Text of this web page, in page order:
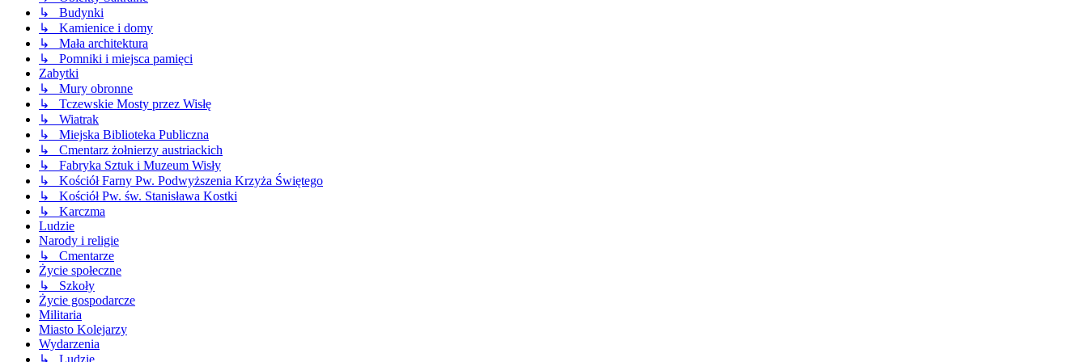
↳ Budynki
↳ Kamienice i domy
↳ Mała architektura
↳ Pomniki i miejsca pamięci
Zabytki
↳ Mury obronne
↳ Tczewskie Mosty przez Wisłę
↳ Wiatrak
↳ Miejska Biblioteka Publiczna
↳ Cmentarz żołnierzy austriackich
↳ Fabryka Sztuk i Muzeum Wisły
↳ Kościół Farny Pw. Podwyższenia Krzyża Świętego
↳ Kościół Pw. św. Stanisława Kostki
↳ Karczma
Ludzie
Narody i religie
↳ Cmentarze
Życie społeczne
↳ Szkoły
Życie gospodarcze
Militaria
Miasto Kolejarzy
Wydarzenia
↳ Ludzie